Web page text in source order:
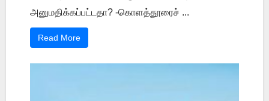
அனுமதிக்கப்பட்டதா? -கொளத்தூரைச் ...
Read More